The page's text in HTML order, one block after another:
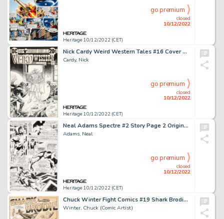
Heritage 10/12/2022 (CET)
closed
10/12/2022
go premium
Nick Cardy Weird Western Tales #16 Cover Original Art (DC, 1973)....
Cardy, Nick
Heritage 10/12/2022 (CET)
closed
10/12/2022
go premium
Neal Adams Spectre #2 Story Page 2 Original Art (DC, 1968)....
Adams, Neal
Heritage 10/12/2022 (CET)
closed
10/12/2022
go premium
Chuck Winter Fight Comics #19 Shark Brodie Splash Page 1 Original Art (Fiction House, 1942)....
Winter, Chuck (Comic Artist)